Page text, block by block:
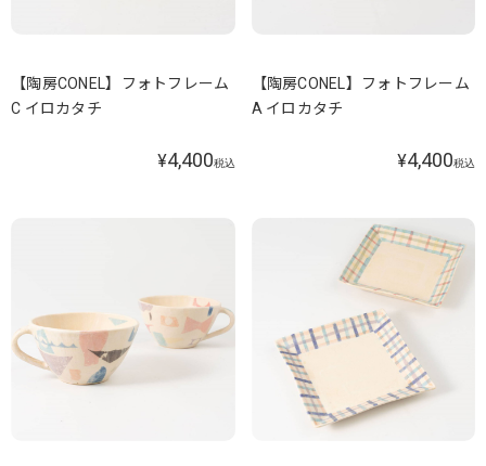
【陶房CONEL】フォトフレーム
C イロカタチ
¥4,400税込
【陶房CONEL】フォトフレーム
A イロカタチ
¥4,400税込